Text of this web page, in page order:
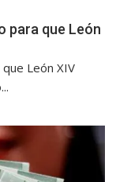
para que León
León XIV